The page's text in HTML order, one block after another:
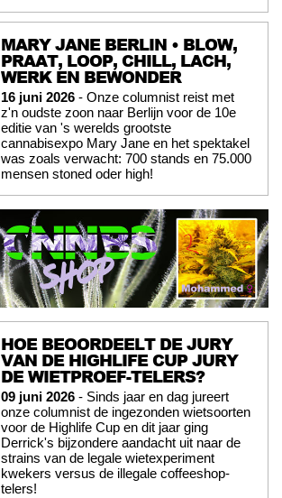
MARY JANE BERLIN • BLOW,
PRAAT, LOOP, CHILL, LACH,
WERK EN BEWONDER
16 juni 2026 - Onze columnist reist met
z'n oudste zoon naar Berlijn voor de 10e
editie van 's werelds grootste
cannabisexpo Mary Jane en het spektakel
was zoals verwacht: 700 stands en 75.000
mensen stoned oder high!
HOE BEOORDEELT DE JURY
VAN DE HIGHLIFE CUP JURY
DE WIETPROEF-TELERS?
09 juni 2026 - Sinds jaar en dag jureert
onze columnist de ingezonden wietsoorten
voor de Highlife Cup en dit jaar ging
Derrick's bijzondere aandacht uit naar de
strains van de legale wietexperiment
kwekers versus de illegale coffeeshop-
telers!